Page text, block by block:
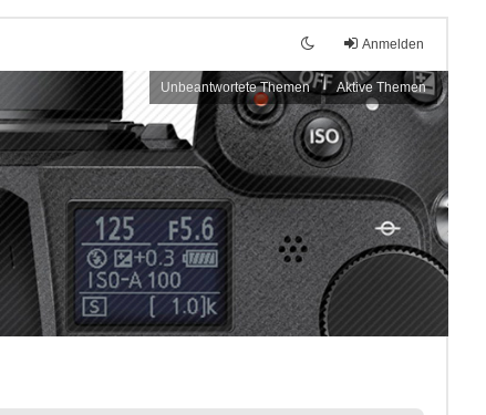
Anmelden
Unbeantwortete Themen Aktive Themen